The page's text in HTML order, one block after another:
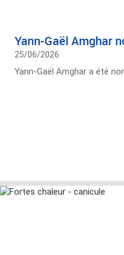
Yann-Gaël Amghar
25/06/2026
Yann-Gaël Amghar a été